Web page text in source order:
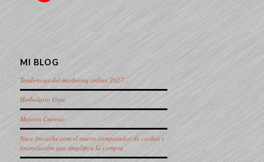
MI BLOG
Tendencias del marketing online 2027
Herbolario Uros
Mejores Cuentas
Nace fincoche.com el nuevo comparador de coches y
financiación que simplifica la compra